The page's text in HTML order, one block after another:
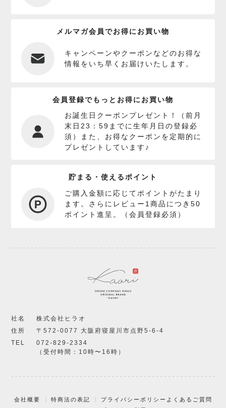
メルマガ会員でお得にお買い物
キャンペーンやクーポンなどのお得な
情報をいち早くお届けいたします。
会員登録でもっとお得にお買い物
お誕生日クーポンプレゼント！（前月
末日23：59までに生年月日の登録必
須）また、お得なクーポンを定期的に
プレゼントしています♪
貯まる・使えるポイント
ご購入金額に応じてポイントがたまり
ます。さらにレビュー1商品につき50
ポイント進呈。（会員登録必須）
社名
株式会社ヒラオ
住所
〒572-0077 大阪府寝屋川市点野5-6-4
TEL
072-829-2334
（受付時間：10時〜16時）
会社概要 特商法の表記 プライバシーポリシー よくあるご質問